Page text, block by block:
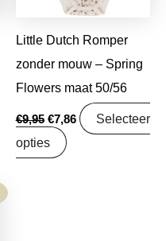
Little Dutch Romper
zonder mouw – Spring
Flowers maat 50/56
€9,95 €7,86
Selecteer
opties